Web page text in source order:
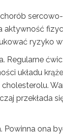
aktywność
ryzyko
układu
przekłada
ona